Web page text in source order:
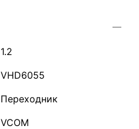
1.2
VHD6055
Переходник
VCOM